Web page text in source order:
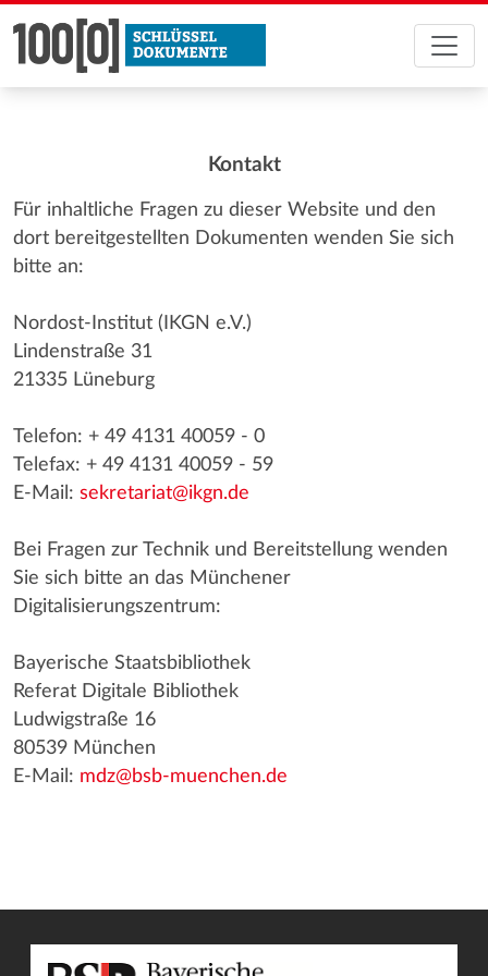
Kontakt
Für inhaltliche Fragen zu dieser Website und den
dort bereitgestellten Dokumenten wenden Sie sich
bitte an:
Nordost-Institut (IKGN e.V.)
Lindenstraße 31
21335 Lüneburg
Telefon: + 49 4131 40059 - 0
Telefax: + 49 4131 40059 - 59
E-Mail: sekretariat@ikgn.de
Bei Fragen zur Technik und Bereitstellung wenden
Sie sich bitte an das Münchener
Digitalisierungszentrum:
Bayerische Staatsbibliothek
Referat Digitale Bibliothek
Ludwigstraße 16
80539 München
E-Mail: mdz@bsb-muenchen.de